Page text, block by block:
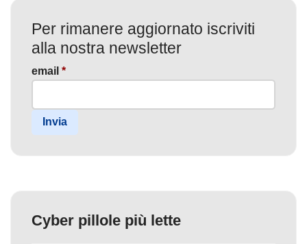
Per rimanere aggiornato iscriviti
alla nostra newsletter
email *
Invia
Cyber pillole più lette